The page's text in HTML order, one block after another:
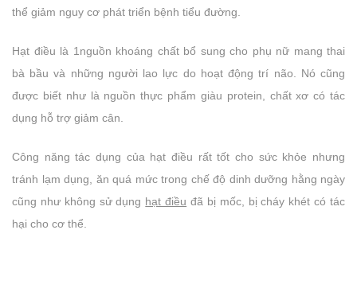
thể giảm nguy cơ phát triển bệnh tiểu đường.
Hạt điều là 1nguồn khoáng chất bổ sung cho phụ nữ mang thai
bà bầu và những người lao lực do hoạt động trí não. Nó cũng
được biết như là nguồn thực phẩm giàu protein, chất xơ có tác
dụng hỗ trợ giảm cân.
Công năng tác dụng của hạt điều rất tốt cho sức khỏe nhưng
tránh lạm dụng, ăn quá mức trong chế độ dinh dưỡng hằng ngày
cũng như không sử dụng hạt điều đã bị mốc, bị cháy khét có tác
hại cho cơ thể.